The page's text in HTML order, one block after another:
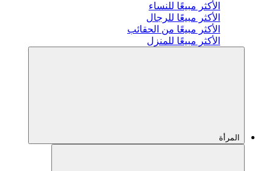
الأكثر مبيعًا للنساء
الأكثر مبيعًا للرجال
الأكثر مبيعًا من الحقائب
الأكثر مبيعًا للمنزل
المرأة